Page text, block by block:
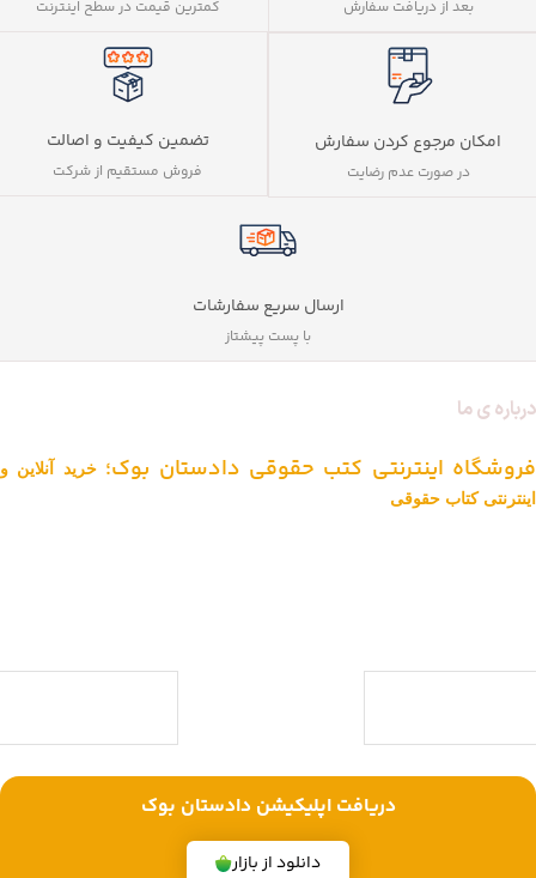
بعد از دریافت سفارش کمترین قیمت در سطح اینترنت
امکان مرجوع کردن سفارش
در صورت عدم رضایت
تضمین کیفیت و اصالت
فروش مستقیم از شرکت
ارسال سریع سفارشات
با پست پیشتاز
درباره ی ما
فروشگاه اینترنتی کتب حقوقی دادستان بوک؛خرید آنلاین و
اینترنتی کتاب حقوقی
دریافت اپلیکیشن دادستان بوک
دانلود از بازار